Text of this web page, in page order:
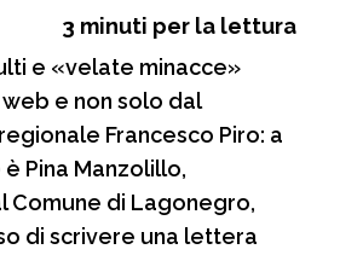
e
r
a
m
n
d
v
i
d
3 minuti per la lettura
e «velate minacce»
e non solo dal
Francesco Piro: a
Pina Manzolillo,
Comune di Lagonegro,
di scrivere una lettera